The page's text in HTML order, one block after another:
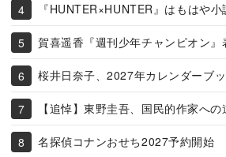
『HUNTER×HUNTER』はもはや小
賀喜遥香『週刊少年チャンピオン』
桜井日奈子、2027年カレンダーブ
【追悼】東野圭吾、国民的作家への
名探偵コナンおせち2027予約開始